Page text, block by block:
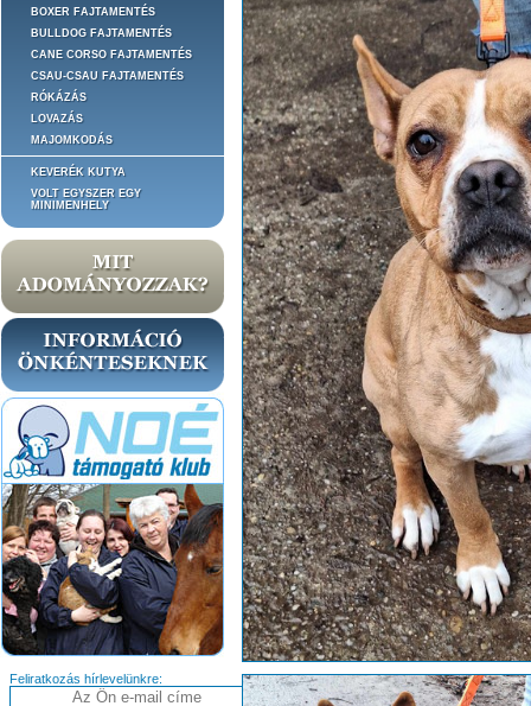
BOXER FAJTAMENTÉS
BULLDOG FAJTAMENTÉS
CANE CORSO FAJTAMENTÉS
CSAU-CSAU FAJTAMENTÉS
RÓKÁZÁS
LOVAZÁS
MAJOMKODÁS
KEVERÉK KUTYA
VOLT EGYSZER EGY
MINIMENHELY
Feliratkozás hírlevelünkre: